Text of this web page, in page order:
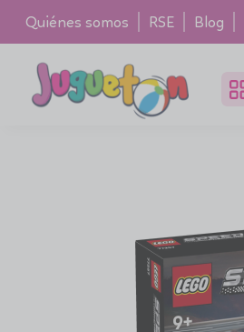
Quiénes somos RSE Blog